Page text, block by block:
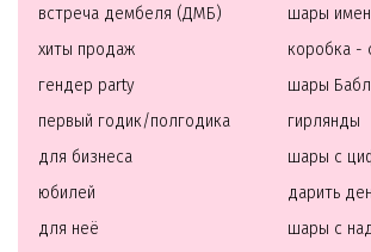
встреча дембеля (ДМБ)
хиты продаж
гендер party
первый годик/полгодика
для бизнеса
юбилей
для неё
шары
коробка -
шары
гирлянды
шары с
дарить
шары с